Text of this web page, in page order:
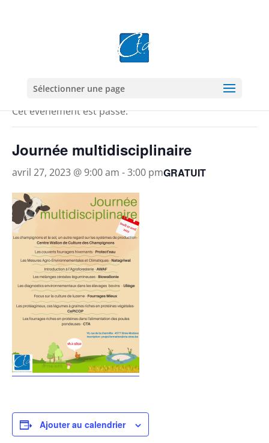
Sélectionner une page
Cet évènement est passé.
Journée multidisciplinaire
avril 27, 2023 @ 9:00 am -3:00 pmGRATUIT
Ajouter au calendrier